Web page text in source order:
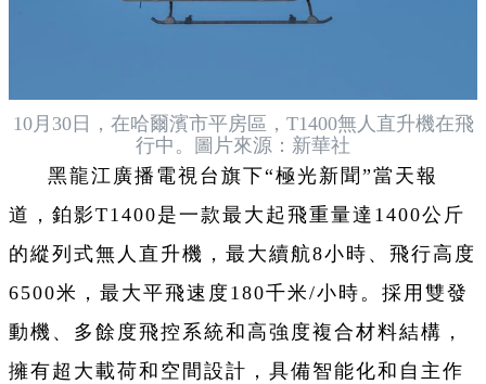
10月30日，在哈爾濱市平房區，T1400無人直升機在飛
行中。圖片來源：新華社
黑龍江廣播電視台旗下“極光新聞”當天報
道，鉑影T1400是一款最大起飛重量達1400公斤
的縱列式無人直升機，最大續航8小時、飛行高度
6500米，最大平飛速度180千米/小時。採用雙發
動機、多餘度飛控系統和高強度複合材料結構，
擁有超大載荷和空間設計，具備智能化和自主作